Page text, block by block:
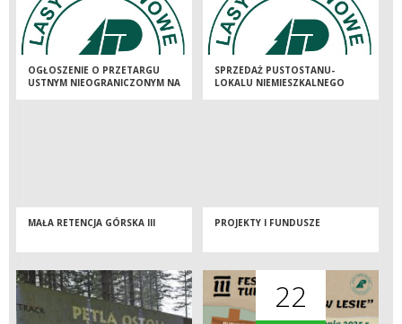
OGŁOSZENIE O PRZETARGU
USTNYM NIEOGRANICZONYM NA
SPRZEDAŻ PUSTOSTANU-
LOKALU NIEMIESZKALNEGO
MAŁA RETENCJA GÓRSKA III PROJEKTY I FUNDUSZE
22